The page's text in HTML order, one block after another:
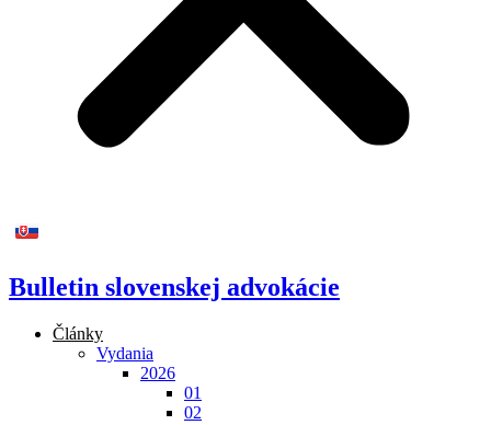
Bulletin slovenskej advokácie
Články
Vydania
2026
01
02